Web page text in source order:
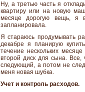
Ну, а третью часть я
квартиру или на новую
месяце дорогую вещь, я
запланировала.
Я стараюсь продумывать
декабре я планирую
течение нескольких
второй диск для сына. Все,
следующий, а потом не
меня новая шубка.
Учет и контроль расходов.